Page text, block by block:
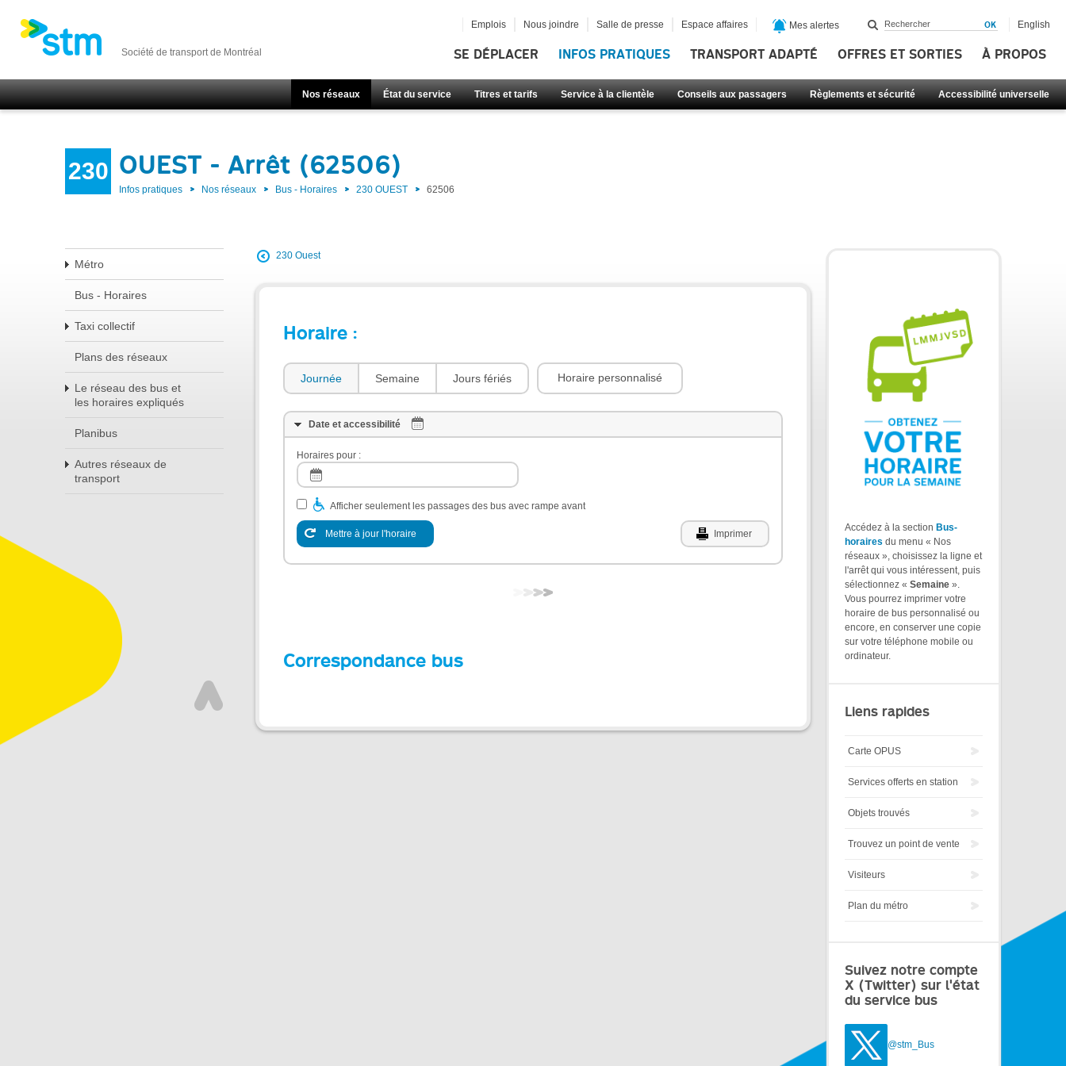
Société de transport de Montréal SE DÉPLACER INFOS PRATIQUES TRANSPORT ADAPTÉ OFFRES ET SORTIES À PROPOS
Nos réseaux État du service Titres et tarifs Service à la clientèle Conseils aux passagers Règlements et sécurité Accessibilité universelle
Emplois Nous joindre Salle de presse Espace affaires Mes alertes English
230 OUEST - Arrêt (62506)
Infos pratiques Nos réseaux Bus - Horaires 230 OUEST 62506
Métro
Bus - Horaires
Taxi collectif
Plans des réseaux
Le réseau des bus et
les horaires expliqués
Planibus
Autres réseaux de
transport
230 Ouest
Horaire :
Journée Semaine Jours fériés Horaire personnalisé
Date et accessibilité
Horaires pour :
Afficher seulement les passages des bus avec rampe avant
Mettre à jour l'horaire Imprimer
Correspondance bus
Accédez à la section Bus-
horaires du menu « Nos
réseaux », choisissez la ligne et
l'arrêt qui vous intéressent, puis
sélectionnez « Semaine ».
Vous pourrez imprimer votre
horaire de bus personnalisé ou
encore, en conserver une copie
sur votre téléphone mobile ou
ordinateur.
Liens rapides
Carte OPUS
Services offerts en station
Objets trouvés
Trouvez un point de vente
Visiteurs
Plan du métro
Suivez notre compte
X (Twitter) sur l'état
du service bus
@stm_Bus